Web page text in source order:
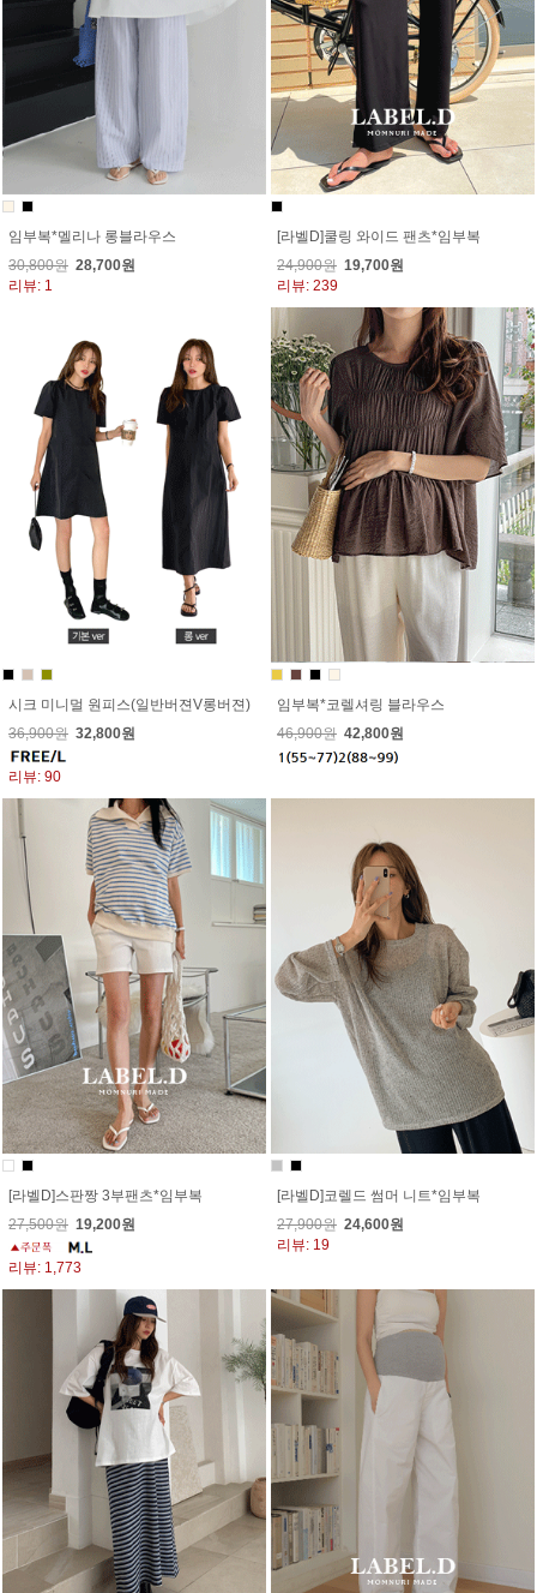
임부복*멜리나 롱블라우스
30,800원 28,700원
리뷰: 1
[라벨D]쿨링 와이드 팬츠*임부복
24,900원 19,700원
리뷰: 239
시크 미니멀 원피스(일반버젼V롱버젼)
36,900원 32,800원
리뷰: 90
임부복*코렐셔링 블라우스
46,900원 42,800원
[라벨D]스판짱 3부팬츠*임부복
27,500원 19,200원
리뷰: 1,773
[라벨D]코렐드 썸머 니트*임부복
27,900원 24,600원
리뷰: 19